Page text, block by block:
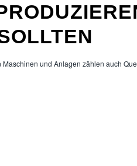
und Anlagen zählen auch